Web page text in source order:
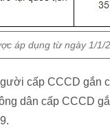
áp dụng từ ngày 1/1/
cấp CCCD gắn
dân cấp CCCD